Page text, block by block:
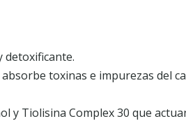
detoxificante.
toxinas e impurezas del
y Tiolisina Complex 30 que